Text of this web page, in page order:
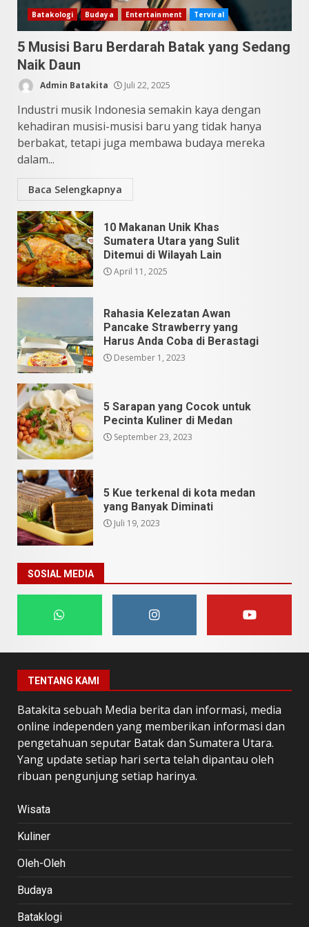
Batakologi Budaya Entertainment Terviral
5 Musisi Baru Berdarah Batak yang Sedang
Naik Daun
Admin Batakita Juli 22, 2025
Industri musik Indonesia semakin kaya dengan
kehadiran musisi-musisi baru yang tidak hanya
berbakat, tetapi juga membawa budaya mereka
dalam...
Baca Selengkapnya
10 Makanan Unik Khas
Sumatera Utara yang Sulit
Ditemui di Wilayah Lain
April 11, 2025
Rahasia Kelezatan Awan
Pancake Strawberry yang
Harus Anda Coba di Berastagi
Desember 1, 2023
5 Sarapan yang Cocok untuk
Pecinta Kuliner di Medan
September 23, 2023
5 Kue terkenal di kota medan
yang Banyak Diminati
Juli 19, 2023
SOSIAL MEDIA
TENTANG KAMI
Batakita sebuah Media berita dan informasi, media
online independen yang memberikan informasi dan
pengetahuan seputar Batak dan Sumatera Utara.
Yang update setiap hari serta telah dipantau oleh
ribuan pengunjung setiap harinya.
Wisata
Kuliner
Oleh-Oleh
Budaya
Bataklogi